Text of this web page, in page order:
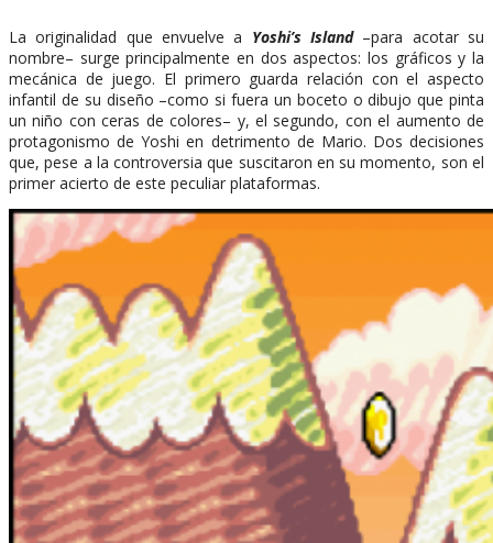
La originalidad que envuelve a Yoshi’s Island–para acotar su
nombre– surge principalmente en dos aspectos: los gráficos y la
mecánica de juego. El primero guarda relación con el aspecto
infantil de su diseño –como si fuera un boceto o dibujo que pinta
un niño con ceras de colores– y, el segundo, con el aumento de
protagonismo de Yoshi en detrimento de Mario. Dos decisiones
que, pese a la controversia que suscitaron en su momento, son el
primer acierto de este peculiar plataformas.